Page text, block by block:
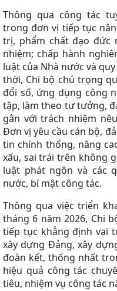
Thông qua công tác
trong đơn vị tiếp tục
trị, phẩm chất đạo đức
nhiệm; chấp hành
luật của Nhà nước và
thời, Chi bộ chú trọng
đổi số, ứng dụng công
tập, làm theo tư tưởng,
gắn với trách nhiệm
Đơn vị yêu cầu cán bộ,
tin chính thống, nâng
xấu, sai trái trên không
luật phát ngôn và các
nước, bí mật công tác.
Thông qua việc triển
tháng 6 năm 2026, Chi
tiếp tục khẳng định vai
xây dựng Đảng, xây
đoàn kết, thống nhất
hiệu quả công tác
tiêu, nhiệm vụ công tác